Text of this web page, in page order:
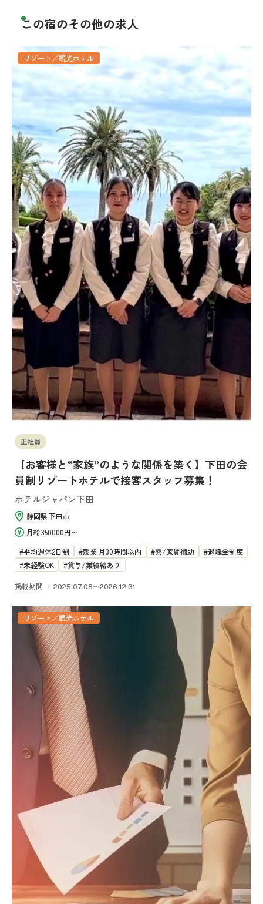
この宿のその他の求人
リゾート／観光ホテル
正社員
【お客様と“家族”のような関係を築く】下田の会
員制リゾートホテルで接客スタッフ募集！
ホテルジャパン下田
静岡県下田市
月給350000円〜
平均週休2日制
残業 月30時間以内 寮/家賃補助
退職金制度
未経験OK
賞与/業績給あり
掲載期間 2025.07.08〜2026.12.31
リゾート／観光ホテル